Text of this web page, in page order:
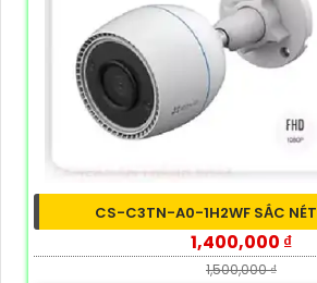
CS-C3TN-A0-1H2WF SẮC NÉT
1,400,000 ₫
1,500,000 ₫